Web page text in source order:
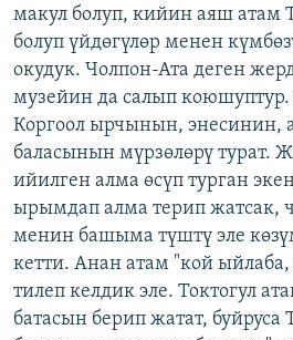
макул болуп, кийин аяш атам
болуп үйдөгүлөр менен
окудук. Чолпон-Ата деген
музейин да салып
Коргоол ырчынын, энесинин,
баласынын мүрзөлөрү турат.
ийилген алма өсүп турган
ырымдап алма терип жатсак,
менин башыма түштү эле
кетти. Анан атам "кой ыйлаба,
тилеп келдик эле. Токтогул
батасын берип жатат, буйруса